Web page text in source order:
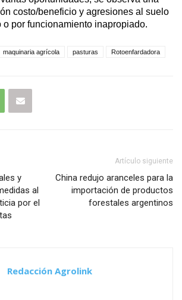
costo/beneficio y agresiones al suelo
o por funcionamiento inapropiado.
maquinaria agrícola pasturas Rotoenfardadora
y
al
por el
Artículo siguiente
China redujo aranceles para la
importación de productos
forestales argentinos
Redacción Agrolink